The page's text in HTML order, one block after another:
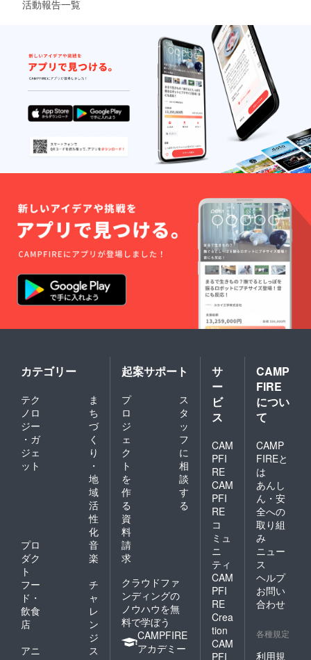
活動報告一覧
カテゴリー
テク
ノロ
ジー
・ガ
ジェ
ット
ま
ち
づ
く
り
・
地
域
活
性
化
プロ
ダク
ト
音
楽
フー
ド・
飲食
店
チ
ャ
レ
ン
ジ
アニ
ス
起案サポート
プ
ロ
ジ
ェ
ク
ト
を
作
る
ス
タ
ッ
フ
に
相
談
す
る
資
料
請
求
クラウドファ
ンディングの
ノウハウを無
料で学ぼう
CAMPFIRE
アカデミー
サ
ー
ビ
ス
CAM
PFI
RE
CAM
PFI
RE
コ
ミュ
ニ
ティ
CAM
PFI
RE
Crea
tion
CAM
PFI
CAMP
FIRE
につい
て
CAMP
FIREと
は
あんし
ん・安
全への
取り組
み
ニュー
ス
ヘルプ
お問い
合わせ
各種規定
利用規